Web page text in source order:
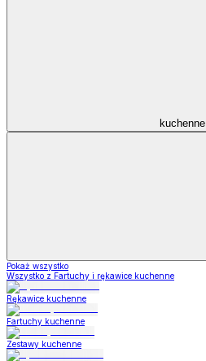
kuchenne
Pokaż wszystko
Wszystko z Fartuchy i rękawice kuchenne
Rękawice kuchenne
Fartuchy kuchenne
Zestawy kuchenne